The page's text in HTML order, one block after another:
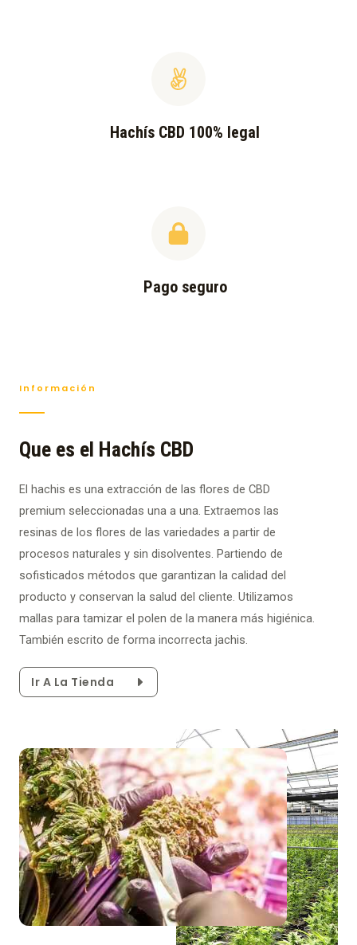
Hachís CBD 100% legal
Pago seguro
Información
Que es el Hachís CBD
El hachis es una extracción de las flores de CBD
premium seleccionadas una a una. Extraemos las
resinas de los flores de las variedades a partir de
procesos naturales y sin disolventes. Partiendo de
sofisticados métodos que garantizan la calidad del
producto y conservan la salud del cliente. Utilizamos
mallas para tamizar el polen de la manera más higiénica.
También escrito de forma incorrecta jachis.
Ir A La Tienda